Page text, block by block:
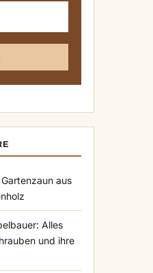
aus
Alles
und ihre